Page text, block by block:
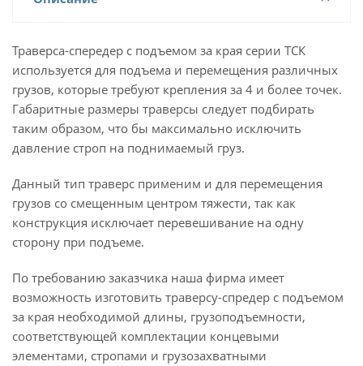
Траверса-спередер с подъемом за края серии ТСК
используется для подъема и перемещения различных
грузов, которые требуют крепления за 4 и более точек.
Габаритные размеры траверсы следует подбирать
таким образом, что бы максимально исключить
давление строп на поднимаемый груз.
Данный тип траверс применим и для перемещения
грузов со смещенным центром тяжести, так как
конструкция исключает перевешивание на одну
сторону при подъеме.
По требованию заказчика наша фирма имеет
возможность изготовить траверсу-спредер с подъемом
за края необходимой длины, грузоподъемности,
соответствующей комплектации концевыми
элементами, стропами и грузозахватными